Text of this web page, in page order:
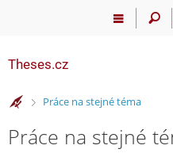
Theses.cz
>Práce na stejné téma
Práce na stejné